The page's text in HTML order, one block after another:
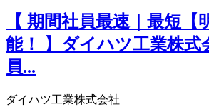
【 期間社員最速｜最短【
能！ 】ダイハツ工業株式
員...
ダイハツ工業株式会社